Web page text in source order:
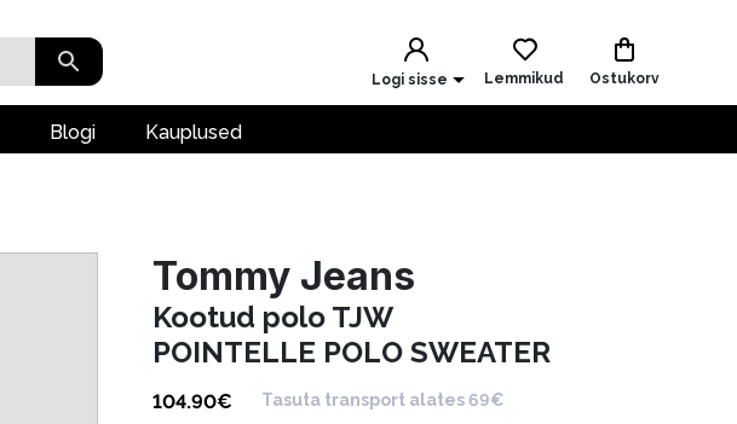
Logi sisse Lemmikud Ostukorv
Blogi Kauplused
Tommy Jeans
Kootud polo TJW
POINTELLE POLO SWEATER
104.90€ Tasuta transport alates 69€